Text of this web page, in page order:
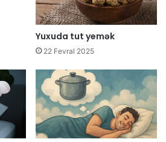
Yuxuda tut yemək
22 Fevral 2025